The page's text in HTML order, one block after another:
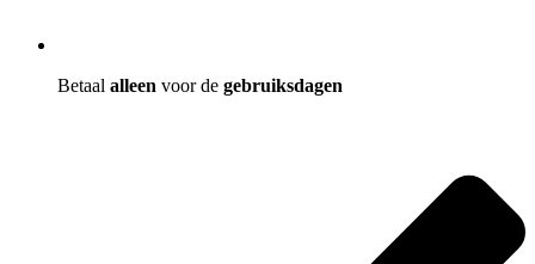
Betaal alleen voor de gebruiksdagen